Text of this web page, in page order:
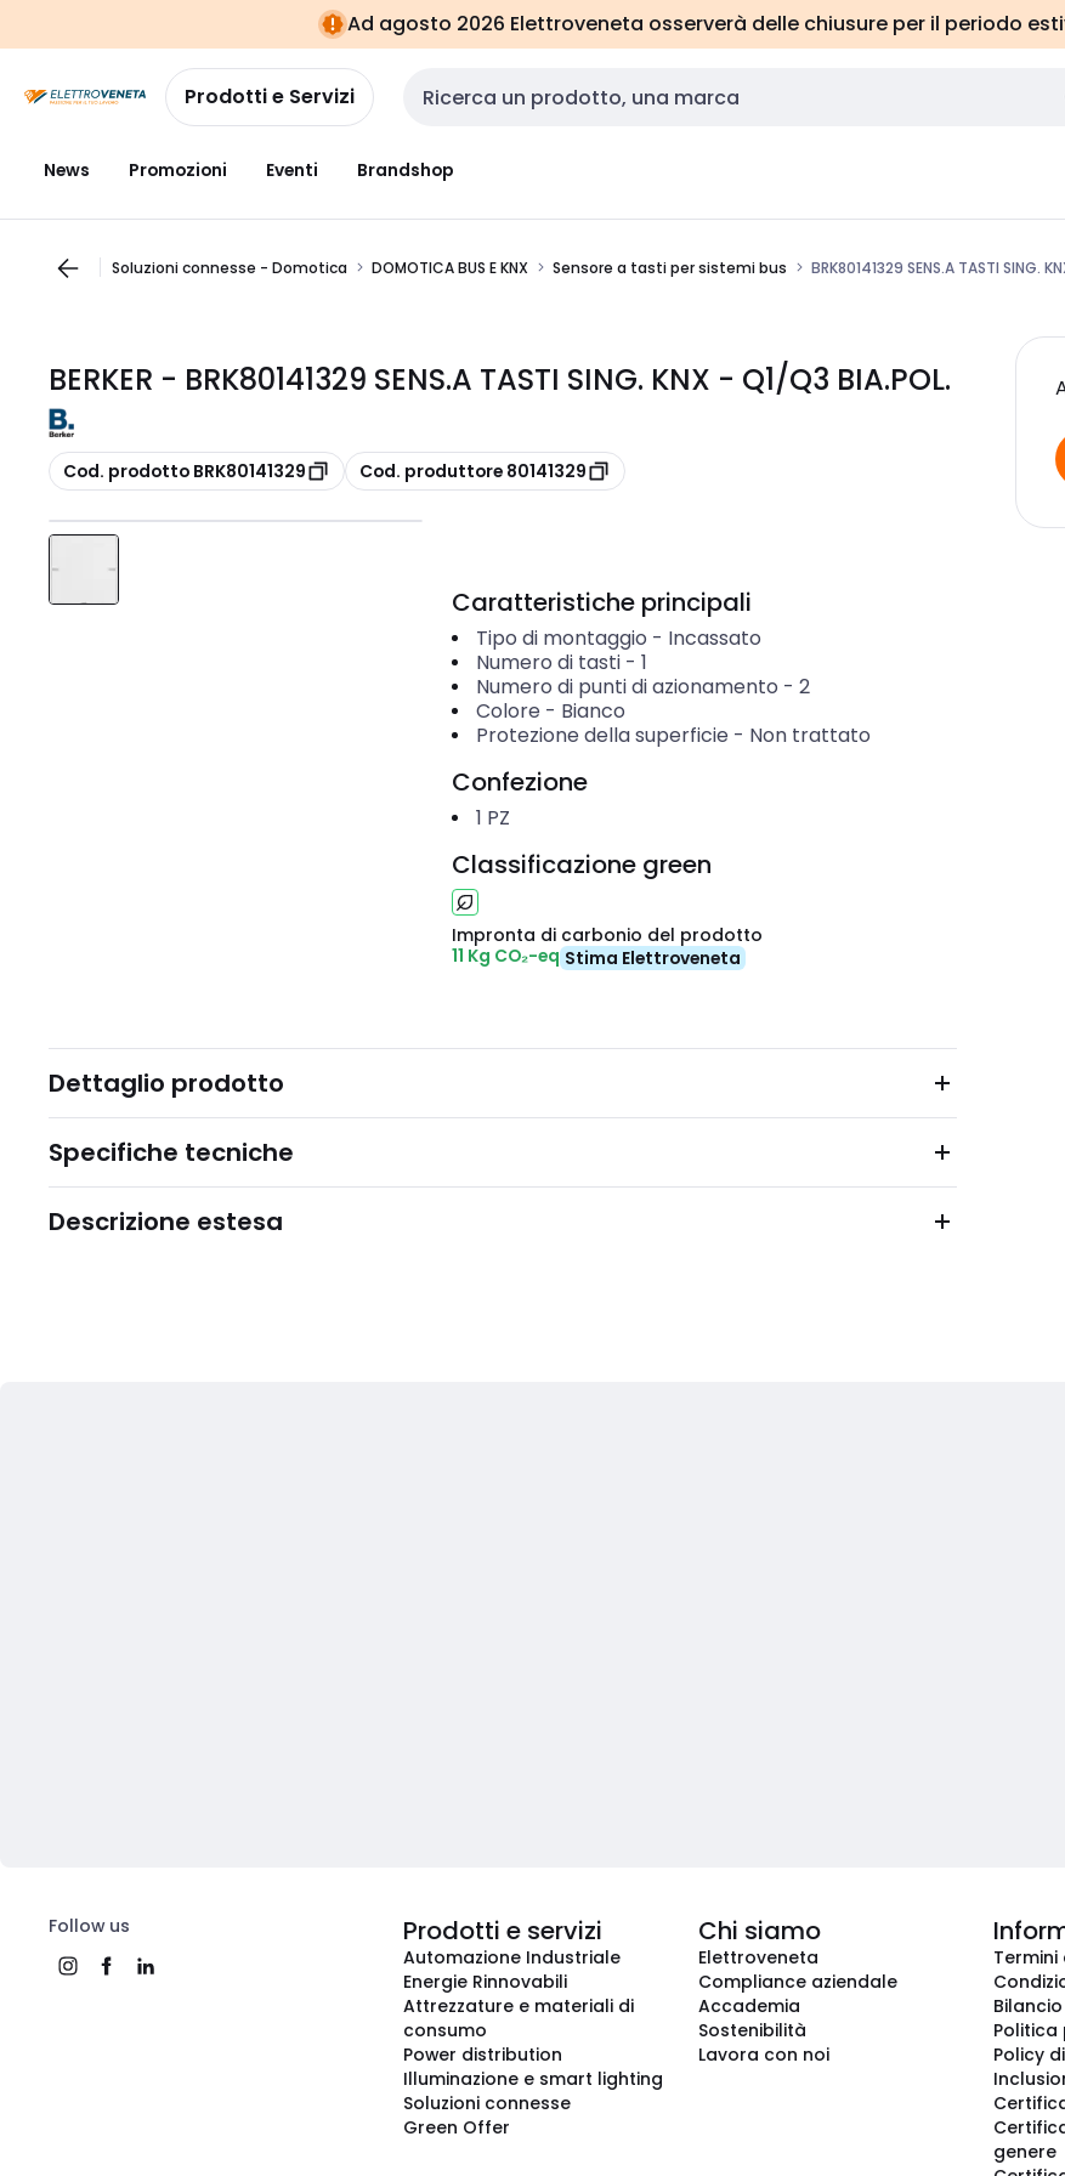
navigazionealla
pagina
Ad agosto 2026 Elettroveneta osserverà delle chiusure per il periodo
Prodotti e Servizi Cerca input
News Promozioni Eventi Brandshop
Soluzioni connesse - Domotica DOMOTICA BUS E KNX Sensore a tasti per sistemi bus BRK80141329 SENS.A TASTI SING.
BERKER - BRK80141329 SENS.A TASTI SING. KNX - Q1/Q3 BIA.POL.
copia
Cod. prodotto BRK80141329 copia
Cod. produttore 80141329
Caratteristiche principali
Tipo di montaggio - Incassato
Numero di tasti- 1
Numero di punti di azionamento - 2
Colore - Bianco
Protezione della superficie - Non trattato
Confezione
1 PZ
Classificazione green
Impronta di carbonio del prodotto
11 Kg CO₂-eq Stima Elettroveneta
Dettaglio prodotto
Specifiche tecniche
Descrizione estesa
Follow us Prodotti e servizi
Automazione Industriale
Energie Rinnovabili
Attrezzature e materiali di
consumo
Power distribution
Illuminazione e smart lighting
Soluzioni connesse
Green Offer
Chi siamo
Elettroveneta
Compliance aziendale
Accademia
Sostenibilità
Lavora con noi
Termini
Policy
genere